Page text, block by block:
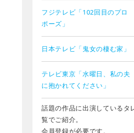
フジテレビ「102回目のプロ
ポーズ」
日本テレビ「鬼女の棲む家」
テレビ東京「水曜日、私の夫
に抱かれてください」
話題の作品に出演しているタ
覧でご紹介。
会員登録が必要です。